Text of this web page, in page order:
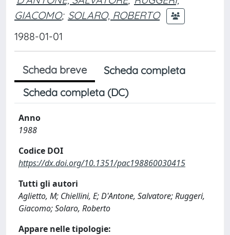
GIACOMO; SOLARO, ROBERTO
1988-01-01
Scheda breve
Scheda completa
Scheda completa (DC)
Anno
1988
Codice DOI
https://dx.doi.org/10.1351/pac198860030415
Tutti gli autori
Aglietto, M; Chiellini, E; D'Antone, Salvatore; Ruggeri,
Giacomo; Solaro, Roberto
Appare nelle tipologie: